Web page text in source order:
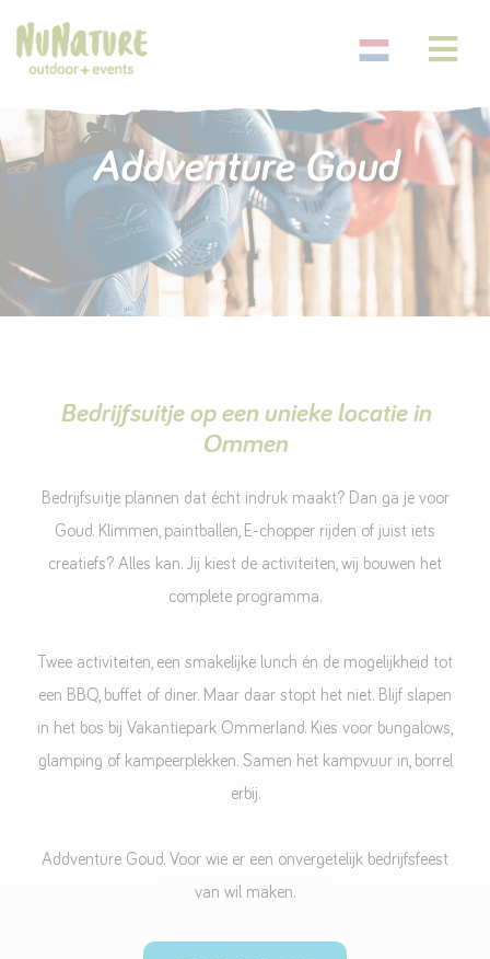
Addventure Goud
Bedrijfsuitje op een unieke locatie in
Ommen
Bedrijfsuitje plannen dat écht indruk maakt? Dan ga je voor
Goud. Klimmen, paintballen, E-chopper rijden of juist iets
creatiefs? Alles kan. Jij kiest de activiteiten, wij bouwen het
complete programma.
Twee activiteiten, een smakelijke lunch én de mogelijkheid tot
een BBQ, buffet of diner. Maar daar stopt het niet. Blijf slapen
in het bos bij Vakantiepark Ommerland. Kies voor bungalows,
glamping of kampeerplekken. Samen het kampvuur in, borrel
erbij.
Addventure Goud. Voor wie er een onvergetelijk bedrijfsfeest
van wil maken.